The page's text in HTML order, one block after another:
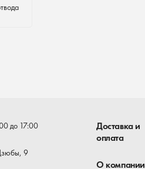
до 17:00
9
Доставка и
оплата
О компании